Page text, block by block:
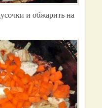
и обжарить на